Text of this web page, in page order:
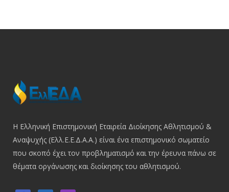
Η Ελληνική Επιστημονική Εταιρεία Διοίκησης Αθλητισμού &
Αναψυχής (Ελλ.Ε.Ε.Δ.Α.Α.) είναι ένα επιστημονικό σωματείο
που σκοπό έχει τον προβληματισμό και την έρευνα πάνω σε
θέματα οργάνωσης και διοίκησης του αθλητισμού.